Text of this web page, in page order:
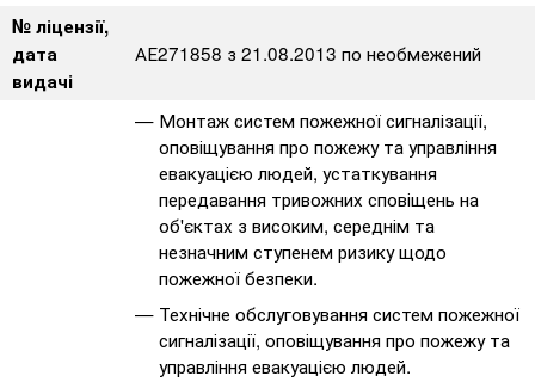
№ ліцензії,
дата
видачі
АЕ271858 з 21.08.2013 по необмежений
Монтаж систем пожежної сигналізації,
оповіщування про пожежу та управління
евакуацією людей, устаткування
передавання тривожних сповіщень на
об'єктах з високим, середнім та
незначним ступенем ризику щодо
пожежної безпеки.
Технічне обслуговування систем пожежної
сигналізації, оповіщування про пожежу та
управління евакуацією людей.